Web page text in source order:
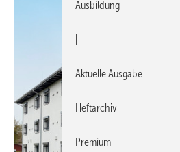
Ausbildung
Aktuelle Ausgabe
Heftarchiv
Premium